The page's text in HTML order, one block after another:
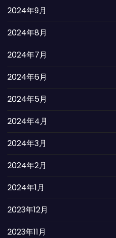
2024年9月
2024年8月
2024年7月
2024年6月
2024年5月
2024年4月
2024年3月
2024年2月
2024年1月
2023年12月
2023年11月